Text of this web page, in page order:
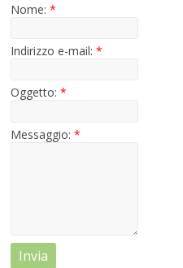
Nome:*
Indirizzo e-mail:*
Oggetto:*
Messaggio:*